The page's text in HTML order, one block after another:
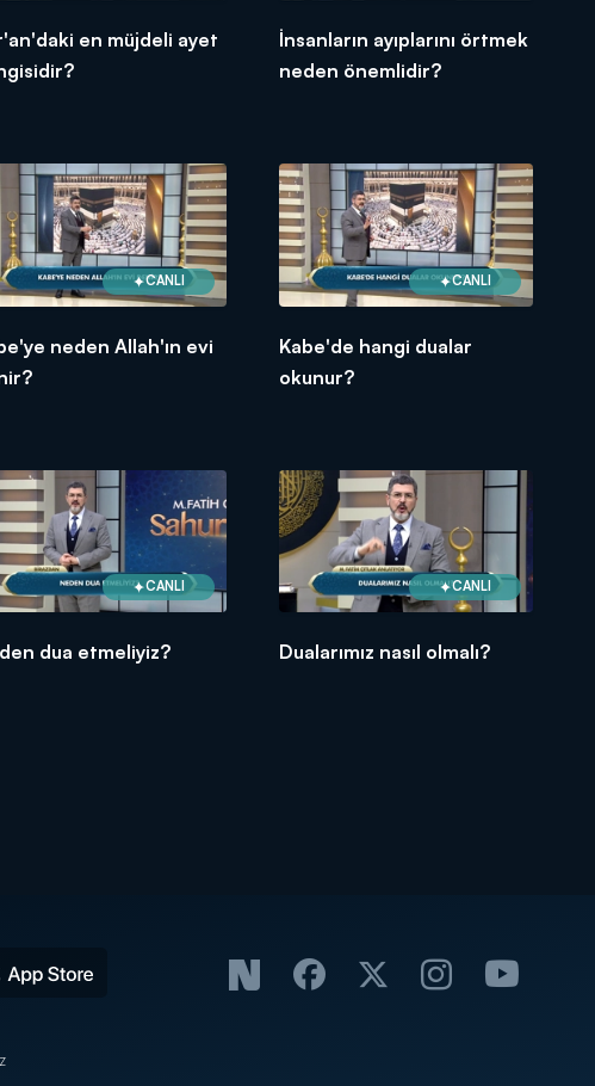
en müjdeli ayet
İnsanların ayıplarını örtmek
neden önemlidir?
CANLI
neden Allah'ın evi
CANLI
Kabe'de hangi dualar
okunur?
CANLI
dua etmeliyiz?
CANLI
Dualarımız nasıl olmalı?